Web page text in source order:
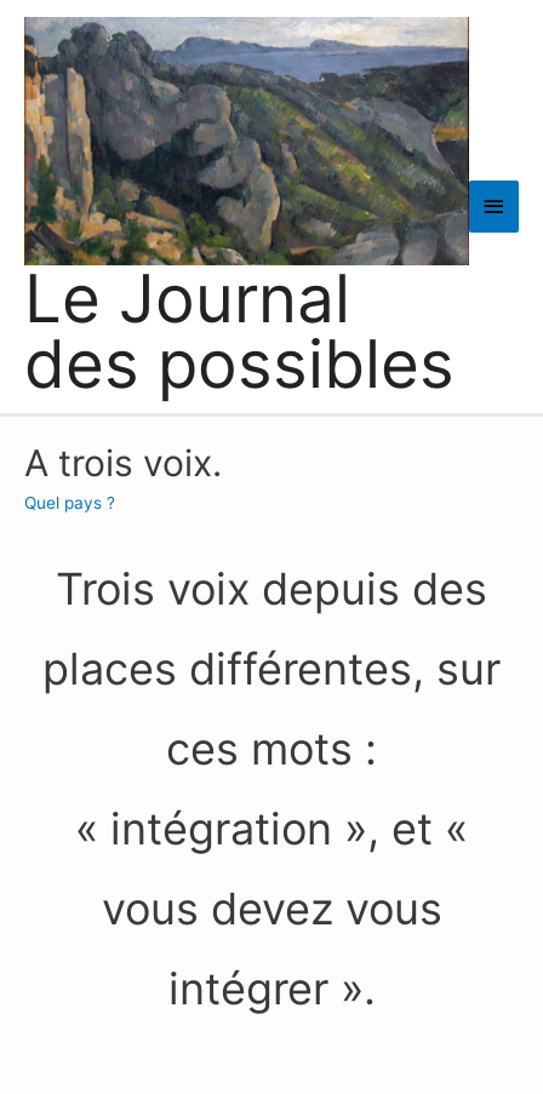
Le Journal
des possibles
A trois voix.
Quel pays ?
Trois voix depuis des
places différentes, sur
ces mots :
« intégration », et «
vous devez vous
intégrer ».